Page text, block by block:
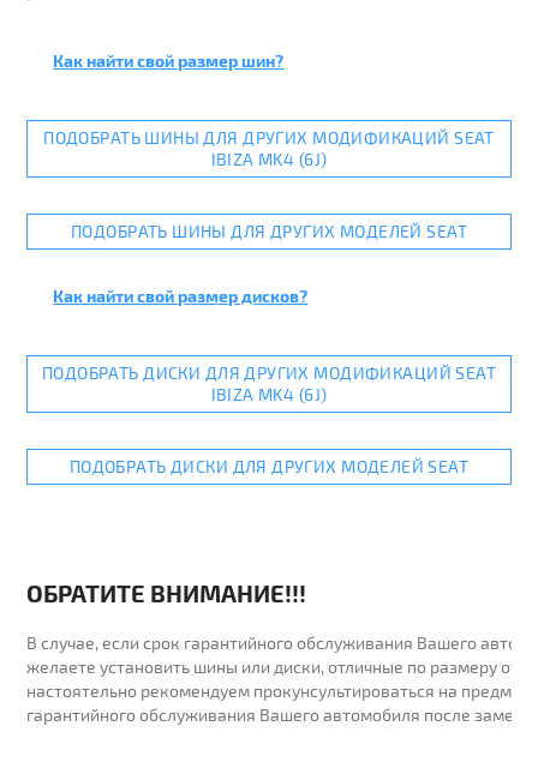
Как найти свой размер шин?
ПОДОБРАТЬ ШИНЫ ДЛЯ ДРУГИХ МОДИФИКАЦИЙ SEAT
IBIZA MK4 (6J)
ПОДОБРАТЬ ШИНЫ ДЛЯ ДРУГИХ МОДЕЛЕЙ SEAT
Как найти свой размер дисков?
ПОДОБРАТЬ ДИСКИ ДЛЯ ДРУГИХ МОДИФИКАЦИЙ SEAT
IBIZA MK4 (6J)
ПОДОБРАТЬ ДИСКИ ДЛЯ ДРУГИХ МОДЕЛЕЙ SEAT
ОБРАТИТЕ ВНИМАНИЕ!!!
В случае, если срок гарантийного обслуживания Вашего
желаете установить шины или диски, отличные по размеру от
настоятельно рекомендуем прокунсультироваться на предмет
гарантийного обслуживания Вашего автомобиля после